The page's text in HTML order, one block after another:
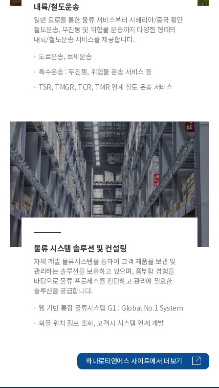
내륙/철도운송
일반 도로를 통한 물류 서비스부터 시베리아/중국 횡단
철도운송, 무진동 및 위험물 운송까지 다양한 형태의
내륙/철도운송 서비스를 제공합니다.
도로운송, 보세운송
특수운송 : 무진동, 위험물 운송 서비스 등
TSR, TMGR, TCR, TMR 연계 철도 운송 서비스
물류 시스템 솔루션 및 컨설팅
자체 개발 물류시스템을 통하여 고객 제품을 보관 및
관리하는 솔루션을 보유하고 있으며, 풍부함 경험을
바탕으로 물류 프로세스를 진단하고 관리에 필요한
솔루션을 공급합니다.
웹 기반 통합 물류시스템 G1 : Global No.1 System
화물 위치 정보 조회, 고객사 시스템 연계 개발
하나로티앤에스 사이트에서 더보기